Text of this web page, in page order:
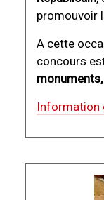
promouvoir
A cette
concours
Information